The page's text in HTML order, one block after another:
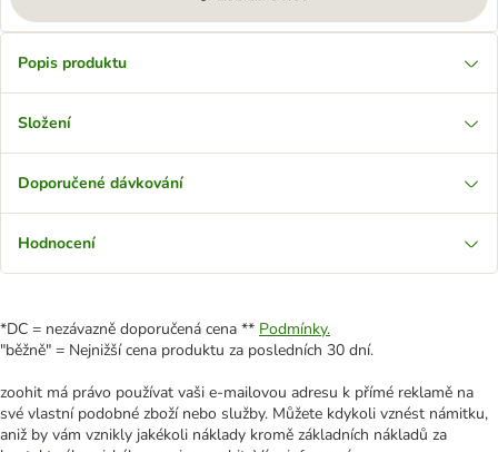
Popis produktu
Složení
Doporučené dávkování
Hodnocení
*DC = nezávazně doporučená cena ** Podmínky.
"běžně" = Nejnižší cena produktu za posledních 30 dní.
zoohit má právo používat vaši e-mailovou adresu k přímé reklamě na
své vlastní podobné zboží nebo služby. Můžete kdykoli vznést námitku,
aniž by vám vznikly jakékoli náklady kromě základních nákladů za